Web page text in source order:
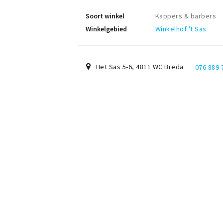
Soort winkel
Kappers & barbers
Winkelgebied
Winkelhof 't Sas
Het Sas 5-6,4811 WC Breda 076 889